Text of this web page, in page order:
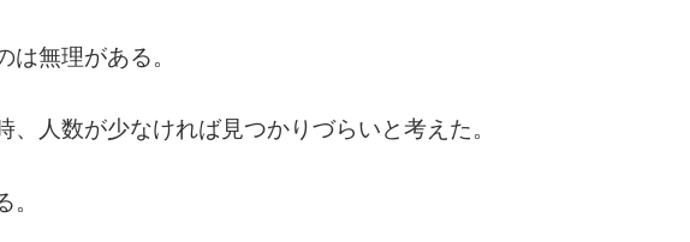
は無理がある。
、人数が少なければ見つかりづらいと考えた。